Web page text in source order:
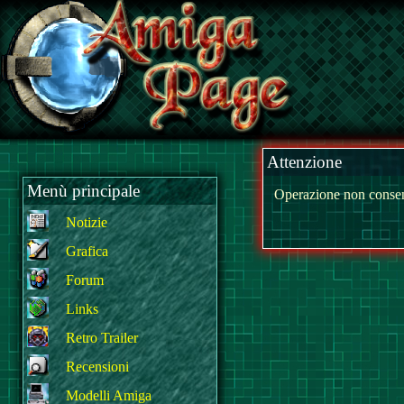
Menù principale
Notizie
Grafica
Forum
Links
Retro Trailer
Recensioni
Modelli Amiga
Attenzione
Operazione non